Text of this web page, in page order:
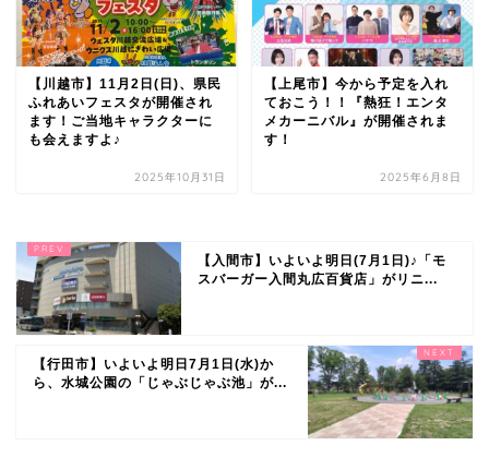
【川越市】11月2日(日)、県民
ふれあいフェスタが開催され
ます！ご当地キャラクターに
も会えますよ♪
2025年10月31日
【上尾市】今から予定を入れ
ておこう！！『熱狂！エンタ
メカーニバル』が開催されま
す！
2025年6月8日
【入間市】いよいよ明日(7月1日)♪「モ
スバーガー入間丸広百貨店」がリニ...
【行田市】いよいよ明日7月1日(水)か
ら、水城公園の「じゃぶじゃぶ池」が...